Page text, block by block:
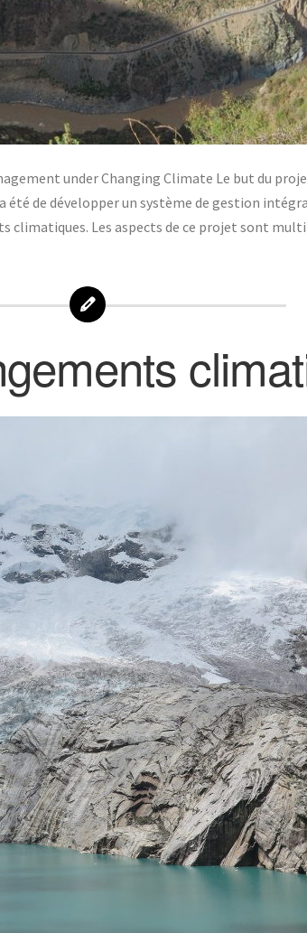
under Changing Climate Le but du
de développer un système de gestion
climatiques. Les aspects de ce projet sont